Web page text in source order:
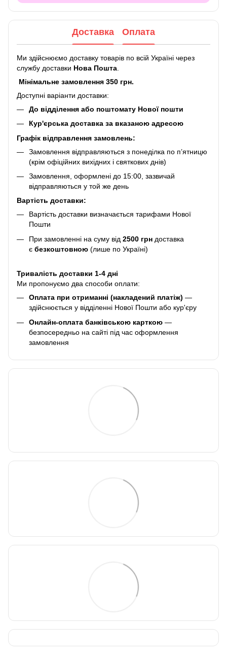
Доставка Оплата
Ми здійснюємо доставку товарів по всій Україні через
службу доставки Нова Пошта
Мінімальне замовлення 350 грн.
Доступні варіанти доставки:
До відділення або поштомату Нової пошти
Кур'єрська доставка за вказаною адресою
Графік відправлення замовлень:
Замовлення відправляються з понеділка по п’ятницю
(крім офіційних вихідних і святкових днів)
Замовлення, оформлені до 15:00, зазвичай
відправляються у той же день
Вартість доставки:
Вартість доставки визначається тарифами Нової
Пошти
При замовленні на суму від 2500 грн доставка
є безкоштовною (лише по Україні)
Тривалість доставки 1-4 дні
Ми пропонуємо два способи оплати:
Оплата при отриманні (накладений платіж) —
здійснюється у відділенні Нової Пошти або кур'єру
Онлайн-оплата банківською карткою —
безпосередньо на сайті під час оформлення
замовлення